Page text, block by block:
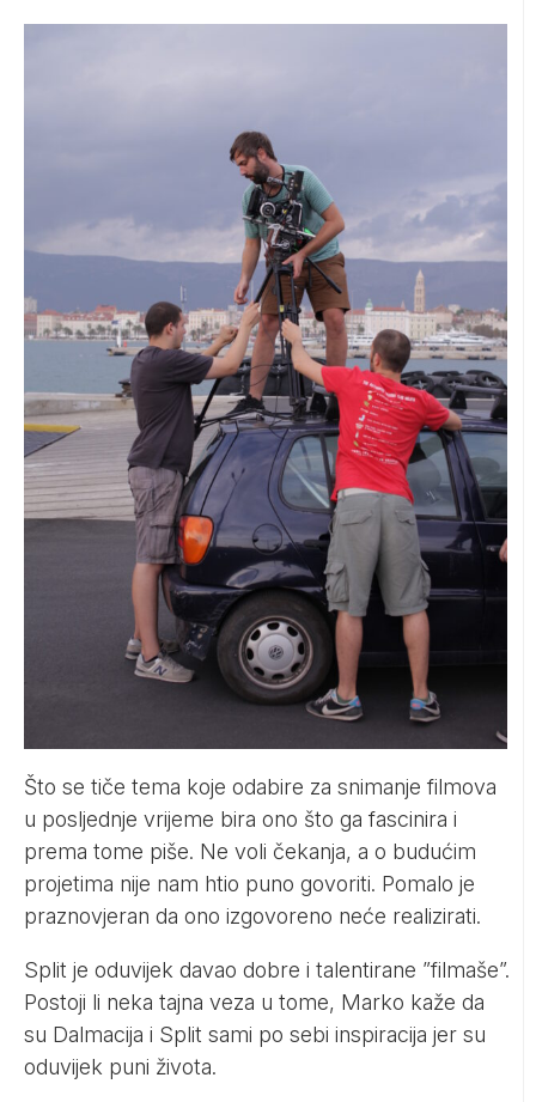
Što se tiče tema koje odabire za snimanje filmova
u posljednje vrijeme bira ono što ga fascinira i
prema tome piše. Ne voli čekanja, a o budućim
projetima nije nam htio puno govoriti. Pomalo je
praznovjeran da ono izgovoreno neće realizirati.
Split je oduvijek davao dobre i talentirane ”filmaše”.
Postoji li neka tajna veza u tome, Marko kaže da
su Dalmacija i Split sami po sebi inspiracija jer su
oduvijek puni života.